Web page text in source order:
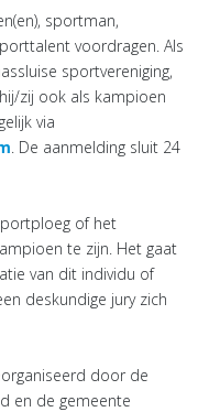
sportman,
voordragen. Als
sportvereniging,
zij ook als kampioen
via
. De aanmelding sluit 24
of het
te zijn. Het gaat
van dit individu of
deskundige jury zich
door de
en de gemeente